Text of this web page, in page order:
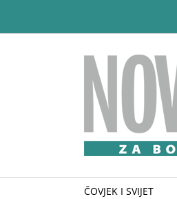
content
ČOVJEK I SVIJET